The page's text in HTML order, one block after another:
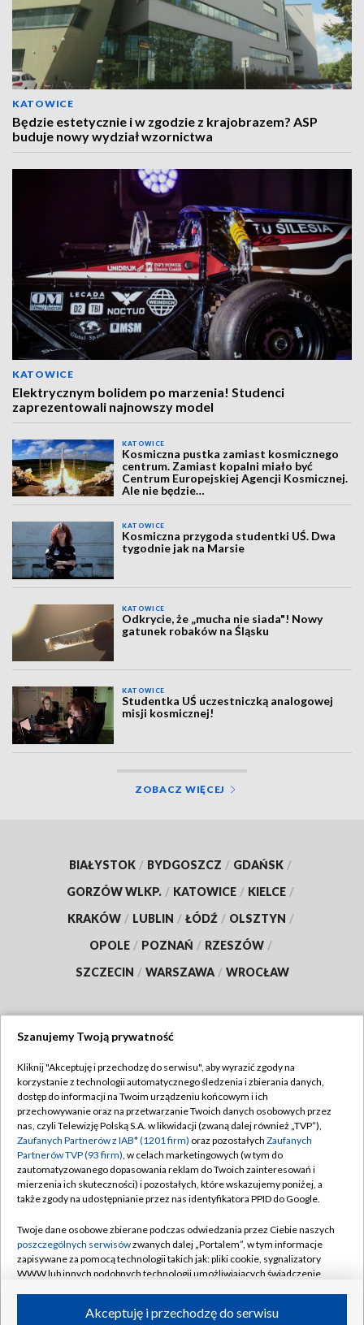
KATOWICE
Będzie estetycznie i w zgodzie z krajobrazem? ASP
buduje nowy wydział wzornictwa
KATOWICE
Elektrycznym bolidem po marzenia! Studenci
zaprezentowali najnowszy model
KATOWICE
Kosmiczna pustka zamiast kosmicznego
centrum. Zamiast kopalni miało być
Centrum Europejskiej Agencji Kosmicznej.
Ale nie będzie…
KATOWICE
Kosmiczna przygoda studentki UŚ. Dwa
tygodnie jak na Marsie
KATOWICE
Odkrycie, że „mucha nie siada"! Nowy
gatunek robaków na Śląsku
KATOWICE
Studentka UŚ uczestniczką analogowej
misji kosmicznej!
ZOBACZ WIĘCEJ
BIAŁYSTOK / BYDGOSZCZ / GDAŃSK /
GORZÓW WLKP. / KATOWICE / KIELCE /
KRAKÓW / LUBLIN / ŁÓDŹ / OLSZTYN /
OPOLE / POZNAŃ / RZESZÓW /
SZCZECIN / WARSZAWA / WROCŁAW
TVP
Abonament TVP
Emisja w TVP
Centrum informacji TVP
Naziemna Telewizja Cyfrowa
Rada Programowa
System NOS
Informacje o nadawcy
Program dla prasy
Regulamin TVP
Polityka prywatności
Moje zgody
Pomoc
Kontakt
Kanały
Szanujemy Twoją prywatność
Kliknij "Akceptuję i przechodzę do serwisu", aby wyrazić zgody na
korzystanie z technologii automatycznego śledzenia i zbierania danych,
dostęp do informacji na Twoim urządzeniu końcowym i ich
przechowywanie oraz na przetwarzanie Twoich danych osobowych przez
nas, czyli Telewizję Polską S.A. w likwidacji (zwaną dalej również „TVP”),
Zaufanych Partnerów z IAB* (1201 firm) oraz pozostałych Zaufanych
Partnerów TVP (93 firm), w celach marketingowych (w tym do
zautomatyzowanego dopasowania reklam do Twoich zainteresowań i
mierzenia ich skuteczności) i pozostałych, które wskazujemy poniżej, a
także zgody na udostępnianie przez nas identyfikatora PPID do Google.
Twoje dane osobowe zbierane podczas odwiedzania przez Ciebie naszych
poszczególnych serwisówzwanych dalej „Portalem”, w tym informacje
zapisywane za pomocą technologii takich jak: pliki cookie, sygnalizatory
WWW lub innych podobnych technologii umożliwiających świadczenie
ruchu w Internecie.Akceptuję i przechodzę do serwisu